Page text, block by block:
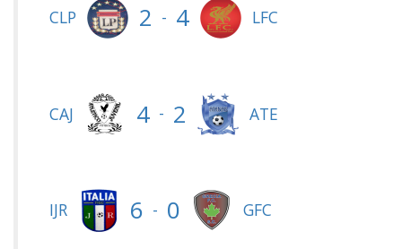
CLP 2 - 4 LFC
CAJ 4 - 2 ATE
IJR 6 - 0 GFC